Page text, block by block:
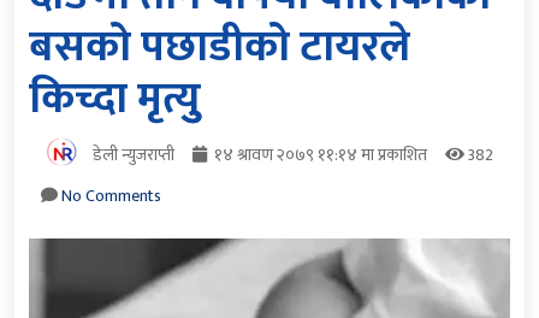
बसको पछाडीको टायरले
किच्दा मृत्युु
डेली न्युजराप्ती १४ श्रावण २०७९ ११:१४ मा प्रकाशित
382
No Comments